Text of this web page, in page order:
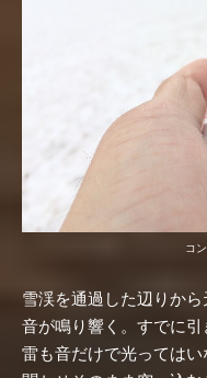
コ
雪渓を通過した辺りか
音が鳴り響く。すでに
雷も音だけで光っては